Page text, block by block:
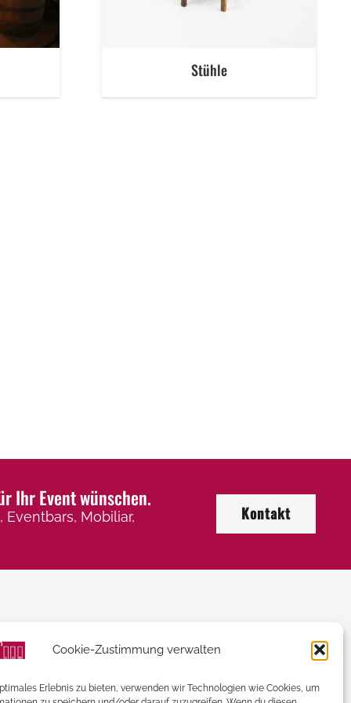
Cookie-Zustimmung verwalten
Erlebnis zu bieten, verwenden wir Technologien wie Cookies, um
Stühle
Ihr Event wünschen.
Mobiliar, Kontakt
Kontaktieren Sie uns
+43 (0) 2246 / 32 505